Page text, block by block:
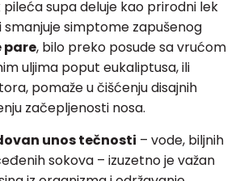
supa deluje kao prirodni lek
smanjuje simptome zapušenog
pare, bilo preko posude sa vrućom
uljima poput eukaliptusa, ili
pomaže u čišćenju disajnih
začepljenosti nosa.
unos tečnosti – vode, biljnih
sokova – izuzetno je važan